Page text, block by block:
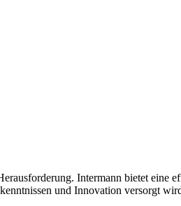
Intermann bietet eine
und Innovation versorgt